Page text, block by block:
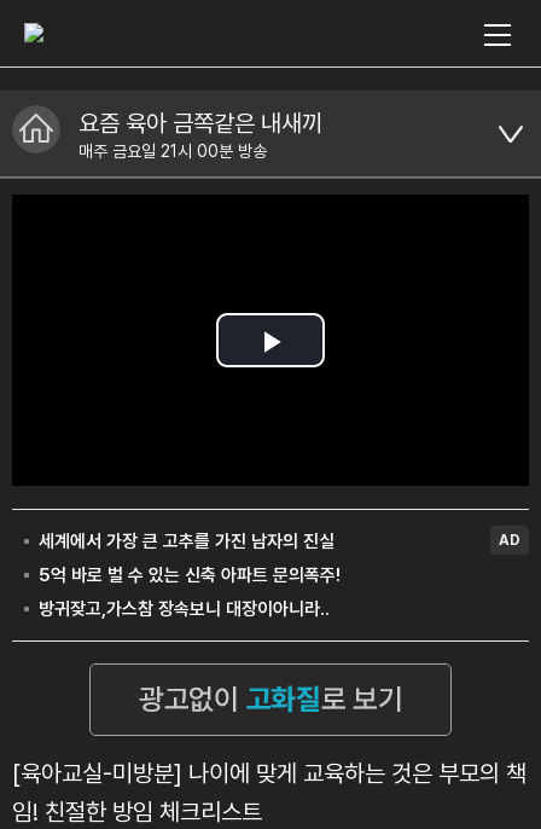
요즘 육아 금쪽같은 내새끼
매주 금요일 21시 00분 방송
[육아교실-미방분] 나이에 맞게 교육하는 것은 부모의 책
임! 친절한 방임 체크리스트